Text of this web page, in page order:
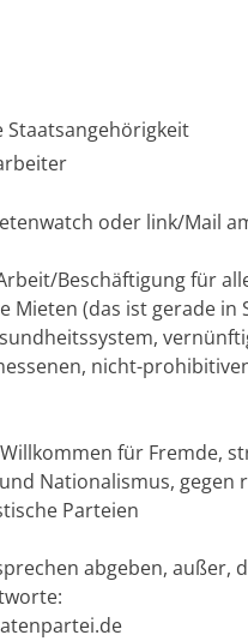
oder link/Mail
Beschäftigung für
Mieten (das ist gerade in
nicht-
für Fremde,
Nationalismus, gegen
Parteien
abgeben, außer,